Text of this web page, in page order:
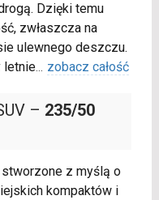
Dzięki temu
zwłaszcza na
ulewnego deszczu.
letnie... zobacz całość
– 235/50
z myślą o
kompaktów i